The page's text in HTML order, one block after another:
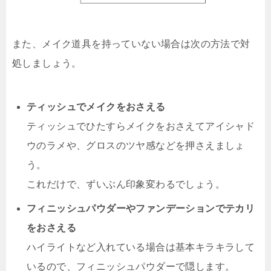
また、メイク道具を持っていない場合は次の方法で対
処しましょう。
ティッシュでメイクをおさえる
ティッシュでひたすらメイクをおさえてアイシャド
ウのラメや、グロスのツヤ感などを押さえましょ
う。
これだけで、ずいぶん印象変わるでしょう。
フィニッシュパウダーやファンデーションでテカリ
をおさえる
ハイライトなど入れている場合は基本キラキラして
いるので、フィニッシュパウダーで隠します。